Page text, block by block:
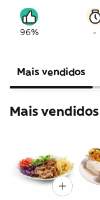
96% -
Mais vendidos
Mais vendidos